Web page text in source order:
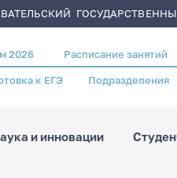
2026 Расписание занятий
к ЕГЭ Подразделения
и инновации